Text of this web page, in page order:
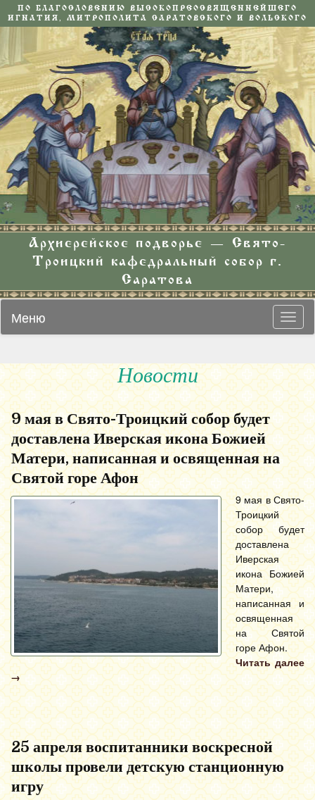
ПО БЛАГОСЛОВЕНИЮ ВЫСОКОПРЕОСВЯЩЕННЕЙШЕГО
ИГНАТИЯ, МИТРОПОЛИТА САРАТОВСКОГО И ВОЛЬСКОГО
Архиерейское подворье — Свято-
Троицкий кафедральный собор г.
Саратова
Меню
Новости
9 мая в Свято-Троицкий собор будет
доставлена Иверская икона Божией
Матери, написанная и освященная на
Святой горе Афон
9 мая в Свято-
Троицкий
собор будет
доставлена
Иверская
икона Божией
Матери,
написанная и
освященная
на Святой
горе Афон.
Читать далее
→
25 апреля воспитанники воскресной
школы провели детскую станционную
игру